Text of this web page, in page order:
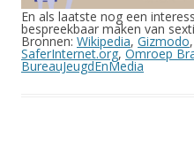
En als laatste nog een
bespreekbaar maken van
Bronnen: Wikipedia, Gizmodo,
SaferInternet.org,Omroep
BureauJeugdEnMedia